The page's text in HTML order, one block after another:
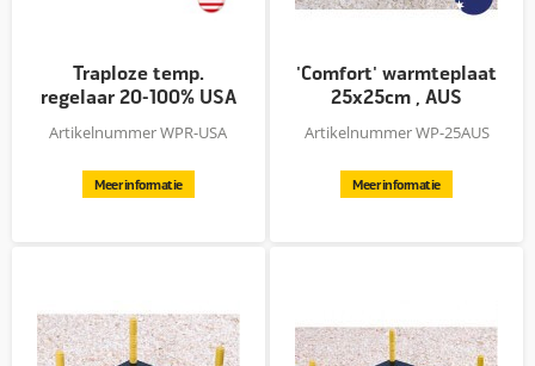
Traploze temp.
regelaar 20-100% USA
Artikelnummer WPR-USA
Meer informatie
'Comfort' warmteplaat
25x25cm , AUS
Artikelnummer WP-25AUS
Meer informatie